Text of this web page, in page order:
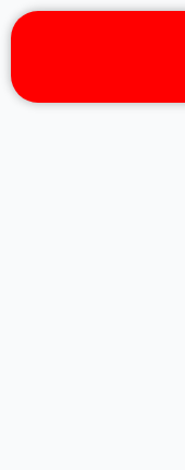
Zum
springen